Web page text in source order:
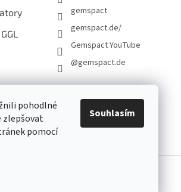
pohodlné
zlepšovat
pomocí
Souhlasím
gemspact
gemspact.de/
Gemspact YouTube
@gemspact.de